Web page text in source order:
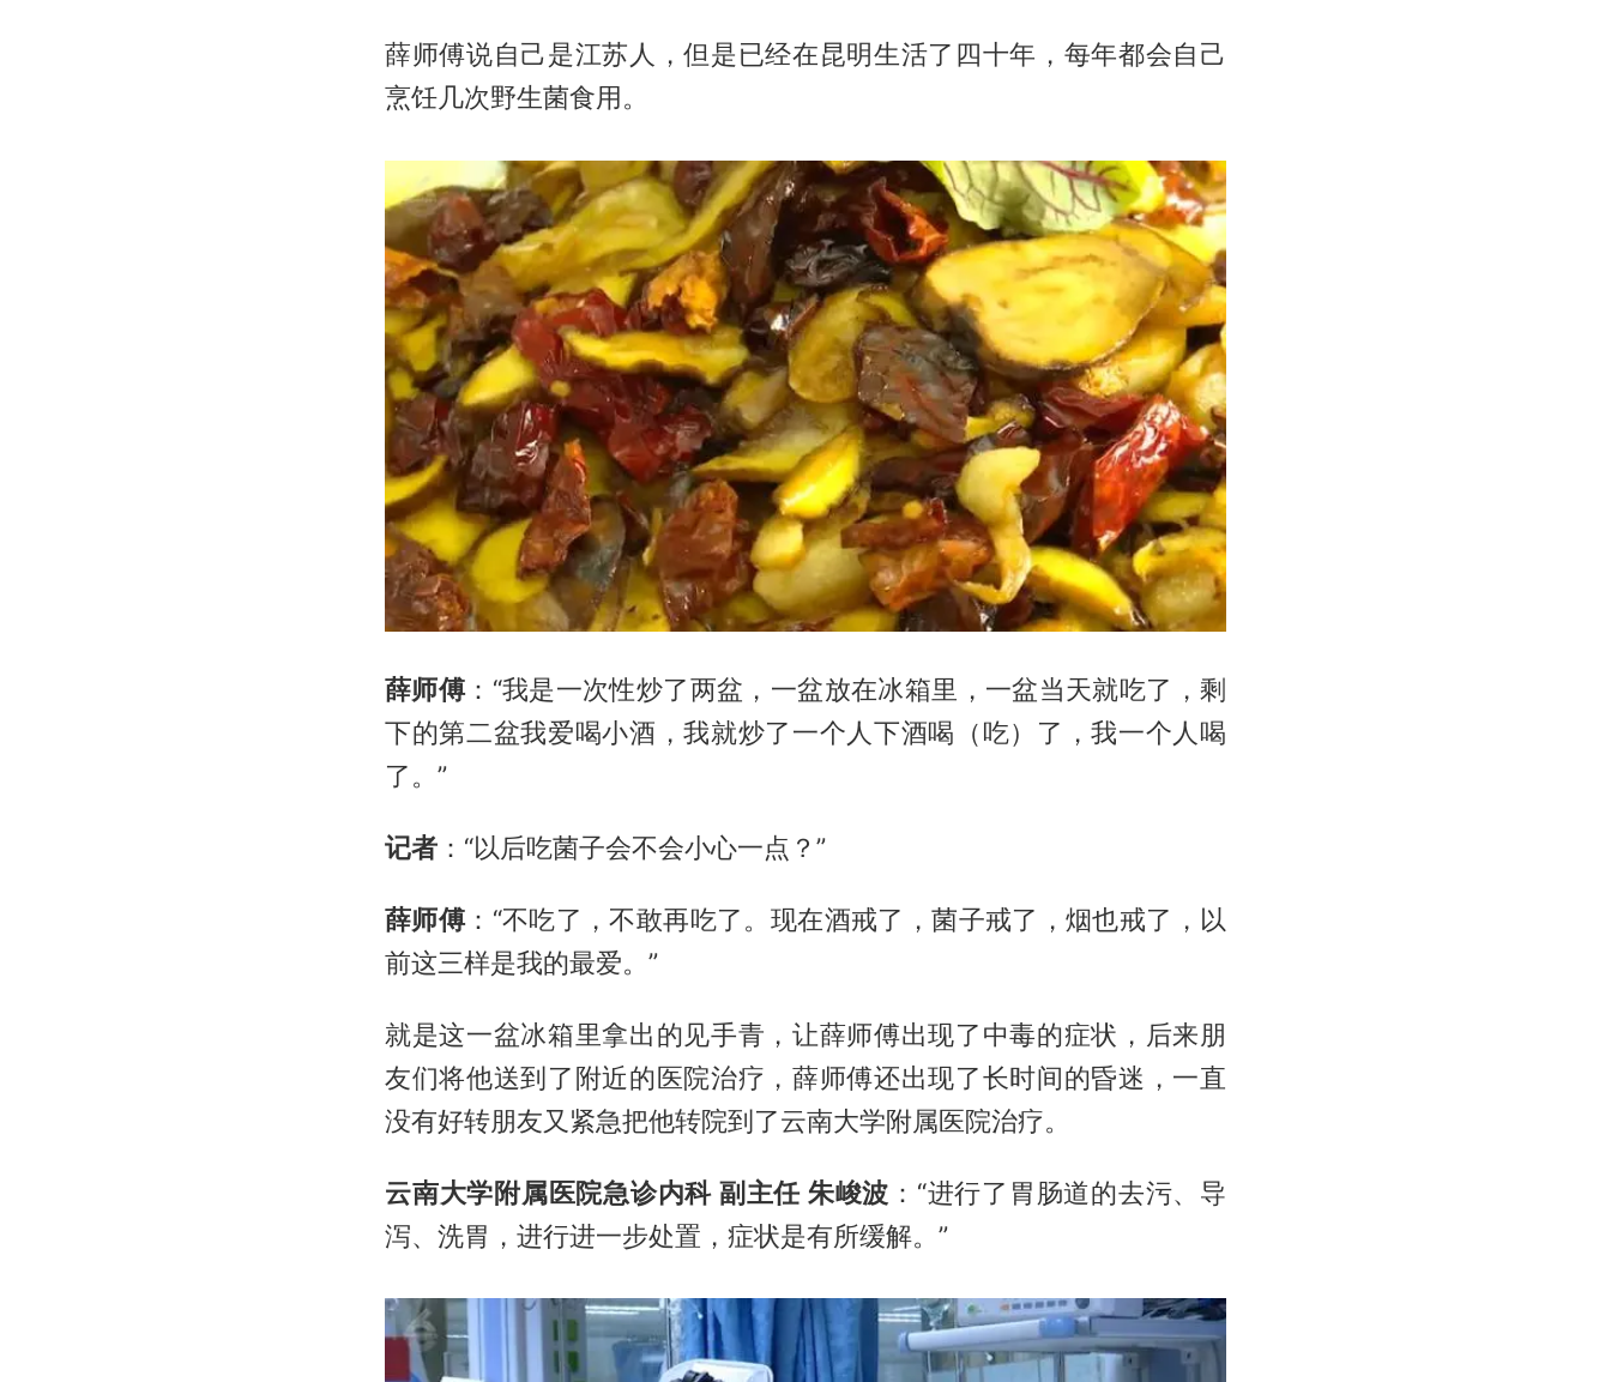
薛师傅说自己是江苏人，但是已经在昆明生活了四十年，每年都会自己
烹饪几次野生菌食用。
薛师傅：“我是一次性炒了两盆，一盆放在冰箱里，一盆当天就吃了，剩
下的第二盆我爱喝小酒，我就炒了一个人下酒喝（吃）了，我一个人喝
了。”
记者 ：“以后吃菌子会不会小心一点？”
薛师傅：“不吃了，不敢再吃了。现在酒戒了，菌子戒了，烟也戒了，以
前这三样是我的最爱。”
就是这一盆冰箱里拿出的见手青，让薛师傅出现了中毒的症状，后来朋
友们将他送到了附近的医院治疗，薛师傅还出现了长时间的昏迷，一直
没有好转朋友又紧急把他转院到了云南大学附属医院治疗。
云南大学附属医院急诊内科 副主任 朱峻波 ：“进行了胃肠道的去污、导
泻、洗胃，进行进一步处置，症状是有所缓解。”